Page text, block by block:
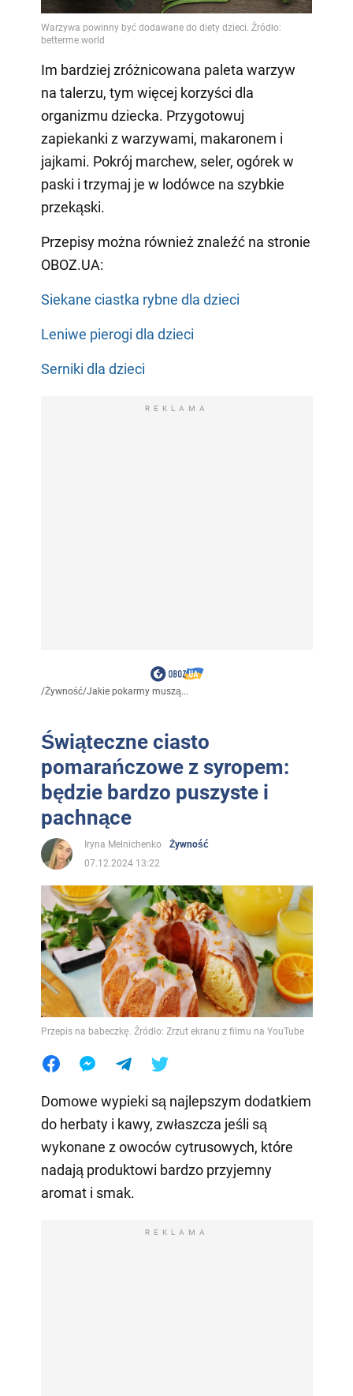
Im bardziej zróżnicowana paleta warzyw
na talerzu, tym więcej korzyści dla
organizmu dziecka. Przygotowuj
zapiekanki z warzywami, makaronem i
jajkami. Pokrój marchew, seler, ogórek w
paski i trzymaj je w lodówce na szybkie
przekąski.
Przepisy można również znaleźć na stronie
OBOZ.UA:
Siekane ciastka rybne dla dzieci
Leniwe pierogi dla dzieci
Serniki dla dzieci
REKLAMA
/Żywność/Jakie pokarmy muszą...
Świąteczne ciasto
pomarańczowe z syropem:
będzie bardzo puszyste i
pachnące
Iryna Melnichenko
Żywność
07.12.2024 13:22
Przepis na babeczkę. Źródło: Zrzut ekranu z filmu na YouTube
Domowe wypieki są najlepszym dodatkiem
do herbaty i kawy, zwłaszcza jeśli są
wykonane z owoców cytrusowych, które
nadają produktowi bardzo przyjemny
aromat i smak.
REKLAMA